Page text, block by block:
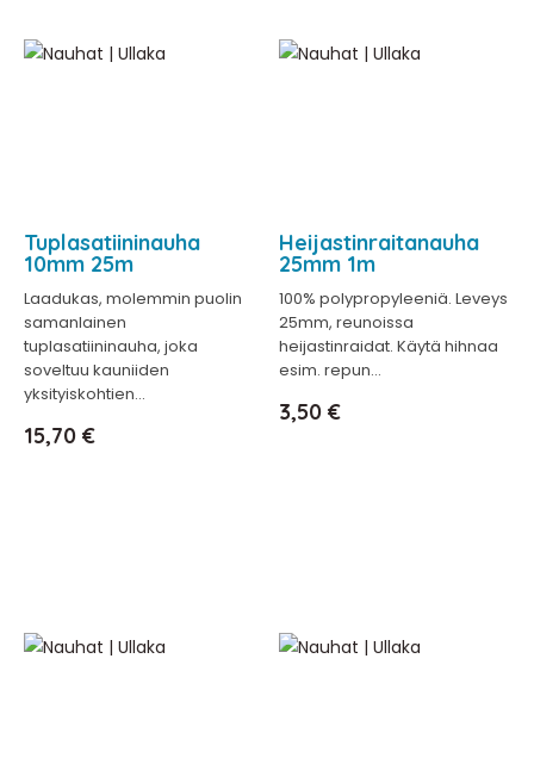
Tuplasatiininauha
10mm 25m
Laadukas, molemmin puolin
samanlainen
tuplasatiininauha, joka
soveltuu kauniiden
yksityiskohtien...
Hinta
15,70 €
Heijastinraitanauha
25mm 1m
100% polypropyleeniä. Leveys
25mm, reunoissa
heijastinraidat. Käytä hihnaa
esim. repun...
Hinta
3,50 €